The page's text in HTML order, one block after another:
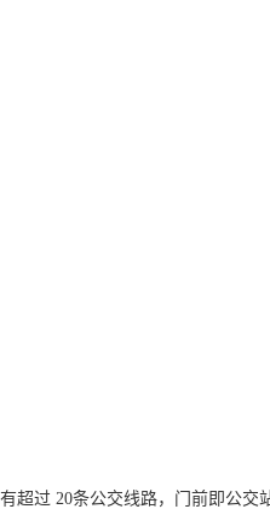
超过 20条公交线路，门前即公交